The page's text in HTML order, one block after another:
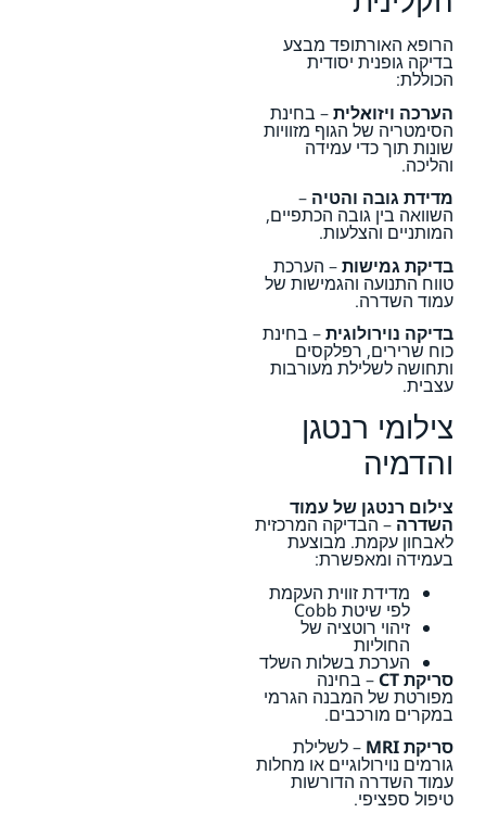
הרופא האורתופד מבצע
בדיקה גופנית יסודית
הכוללת:
הערכה ויזואלית– בחינת
הסימטריה של הגוף מזוויות
שונות תוך כדי עמידה
והליכה.
מדידת גובה והטיה –
השוואה בין גובה הכתפיים,
המותניים והצלעות.
בדיקת גמישות– הערכת
טווח התנועה והגמישות של
עמוד השדרה.
בדיקה נוירולוגית– בחינת
כוח שרירים, רפלקסים
ותחושה לשלילת מעורבות
עצבית.
צילומי רנטגן
והדמיה
צילום רנטגן של עמוד
השדרה – הבדיקה המרכזית
לאבחון עקמת. מבוצעת
בעמידה ומאפשרת:
מדידת זווית העקמת
לפי שיטת Cobb
זיהוי רוטציה של
החוליות
הערכת בשלות השלד
סריקת CT – בחינה
מפורטת של המבנה הגרמי
במקרים מורכבים.
סריקת MRI
– לשלילת
גורמים נוירולוגיים או מחלות
עמוד השדרה הדורשות
טיפול ספציפי.